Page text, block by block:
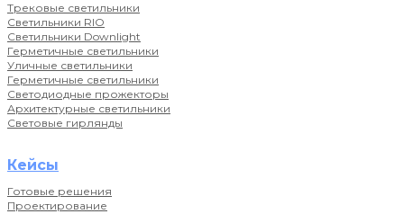
Трековые светильники
Светильники RIO
Светильники Downlight
Герметичные светильники
Уличные светильники
Герметичные светильники
Светодиодные прожекторы
Архитектурные светильники
Световые гирлянды
Кейсы
Готовые решения
Проектирование